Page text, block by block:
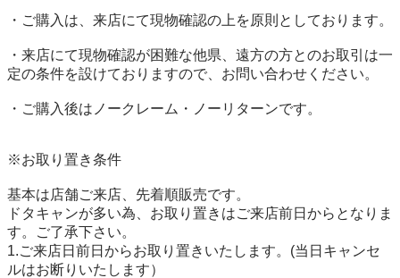
・ご購入は、来店にて現物確認の上を原則としております。
・来店にて現物確認が困難な他県、遠方の方とのお取引は一
定の条件を設けておりますので、お問い合わせください。
・ご購入後はノークレーム・ノーリターンです。
※お取り置き条件
基本は店舗ご来店、先着順販売です。
ドタキャンが多い為、お取り置きはご来店前日からとなりま
す。ご了承下さい。
1.ご来店日前日からお取り置きいたします。(当日キャンセ
ルはお断りいたします）